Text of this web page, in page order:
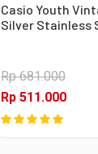
Casio Youth
Silver Stainless
Rp 681.000
Rp 511.000